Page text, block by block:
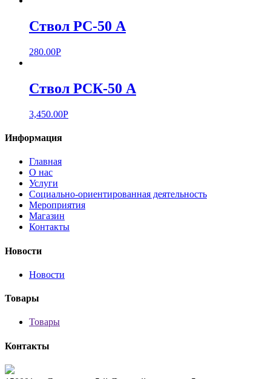
Ствол РС-50 А
280.00Р
Ствол РСК-50 А
3,450.00Р
Информация
Главная
О нас
Услуги
Социально-ориентированная деятельность
Мероприятия
Магазин
Контакты
Новости
Новости
Товары
Товары
Контакты